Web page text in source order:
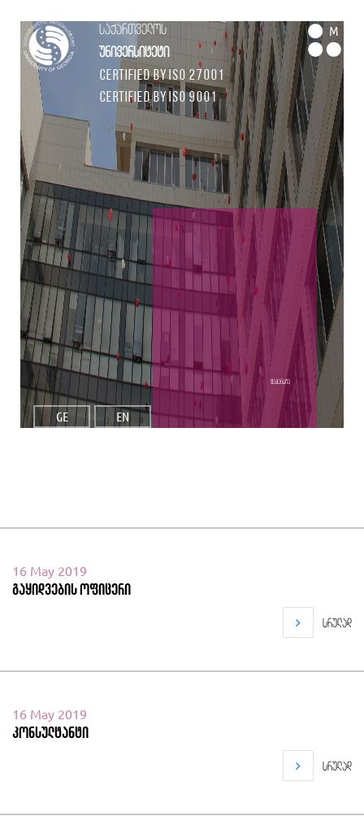
საქართველოს
უნივერსიტეტი
Certified by ISO 27001
Certified by ISO 9001
M
GE EN
ვაკანსია
16 May 2019
გაყიდვების ოფიცერი
სრულად
16 May 2019
კონსულტანტი
სრულად